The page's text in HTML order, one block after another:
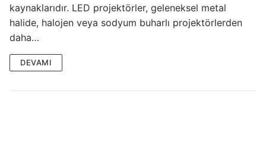
ÜRÜNLER
kaynaklarıdır. LED projektörler, geleneksel metal
halide, halojen veya sodyum buharlı projektörlerden
daha…
DEVAMI